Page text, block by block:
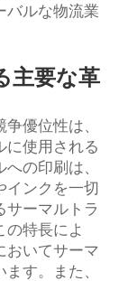
バルな物流業
主要な革
優位性は、
に使用される
の印刷は、
インクを一切
サーマルトラ
の特長によ
おいてサーマ
す。また、